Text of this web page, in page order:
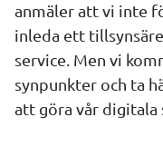
anmäler att vi inte
inleda ett
service. Men vi
synpunkter och ta
att göra vår digitala